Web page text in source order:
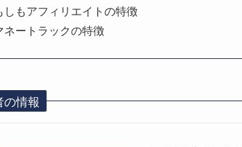
しもアフィリエイトの特徴
ネートラックの特徴
の情報